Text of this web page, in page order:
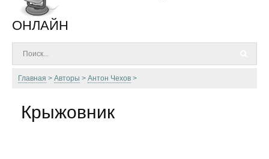
ОНЛАЙН
Главная Авторы Антон Чехов
Крыжовник